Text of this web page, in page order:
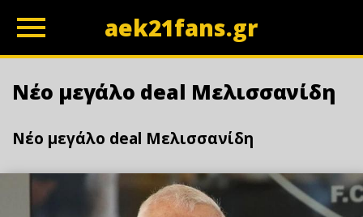
aek21fans.gr
Νέο μεγάλο deal Μελισσανίδη
Νέο μεγάλο deal Μελισσανίδη